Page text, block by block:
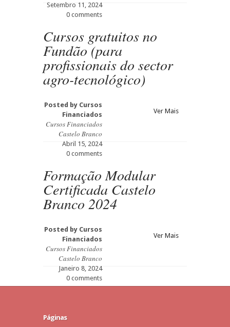
Setembro 11, 2024
0 comments
Cursos gratuitos no
Fundão (para
profissionais do sector
agro-tecnológico)
Posted by Cursos
Financiados
Cursos Financiados
Castelo Branco
Abril 15, 2024
0 comments
Ver Mais
Formação Modular
Certificada Castelo
Branco 2024
Posted by Cursos
Financiados
Cursos Financiados
Castelo Branco
Janeiro 8, 2024
0 comments
Ver Mais
Páginas